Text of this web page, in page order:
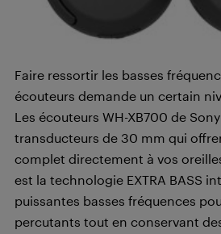
Faire ressortir les basses
écouteurs demande un certain
Les écouteurs WH-XB700 de
transducteurs de 30 mm qui
complet directement à vos
est la technologie EXTRA BASS
puissantes basses fréquences
percutants tout en conservant